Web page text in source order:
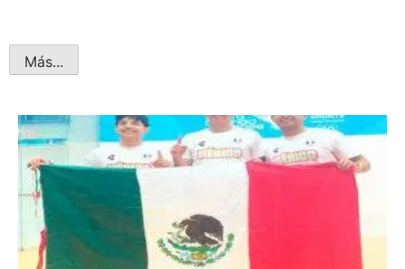
Más...